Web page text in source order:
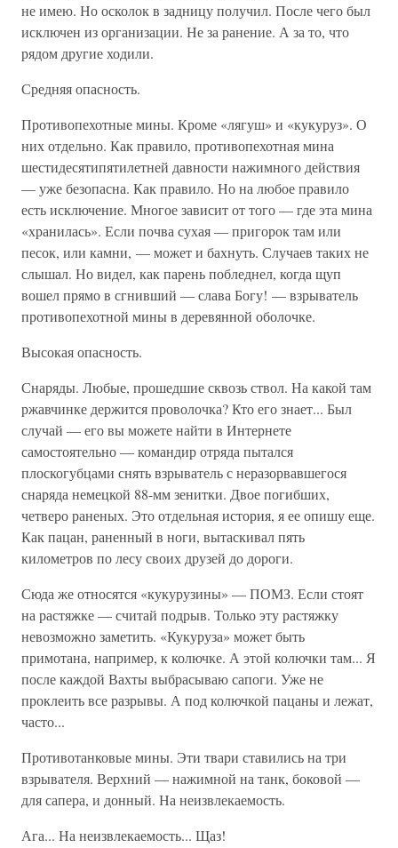
не имею. Но осколок в задницу получил. После чего был
исключен из организации. Не за ранение. А за то, что
рядом другие ходили.
Средняя опасность.
Противопехотные мины. Кроме «лягуш» и «кукуруз». О
них отдельно. Как правило, противопехотная мина
шестидесятипятилетней давности нажимного действия
— уже безопасна. Как правило. Но на любое правило
есть исключение. Многое зависит от того — где эта мина
«хранилась». Если почва сухая — пригорок там или
песок, или камни, — может и бахнуть. Случаев таких не
слышал. Но видел, как парень побледнел, когда щуп
вошел прямо в сгнивший — слава Богу! — взрыватель
противопехотной мины в деревянной оболочке.
Высокая опасность.
Снаряды. Любые, прошедшие сквозь ствол. На какой там
ржавчинке держится проволочка? Кто его знает... Был
случай — его вы можете найти в Интернете
самостоятельно — командир отряда пытался
плоскогубцами снять взрыватель с неразорвавшегося
снаряда немецкой 88-мм зенитки. Двое погибших,
четверо раненых. Это отдельная история, я ее опишу еще.
Как пацан, раненный в ноги, вытаскивал пять
километров по лесу своих друзей до дороги.
Сюда же относятся «кукурузины» — ПОМЗ. Если стоят
на растяжке — считай подрыв. Только эту растяжку
невозможно заметить. «Кукуруза» может быть
примотана, например, к колючке. А этой колючки там... Я
после каждой Вахты выбрасываю сапоги. Уже не
проклеить все разрывы. А под колючкой пацаны и лежат,
часто...
Противотанковые мины. Эти твари ставились на три
взрывателя. Верхний — нажимной на танк, боковой —
для сапера, и донный. На неизвлекаемость.
Ага... На неизвлекаемость... Щаз!